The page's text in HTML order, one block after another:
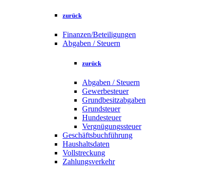
zurück
Finanzen/Beteiligungen
Abgaben / Steuern
zurück
Abgaben / Steuern
Gewerbesteuer
Grundbesitzabgaben
Grundsteuer
Hundesteuer
Vergnügungssteuer
Geschäftsbuchführung
Haushaltsdaten
Vollstreckung
Zahlungsverkehr